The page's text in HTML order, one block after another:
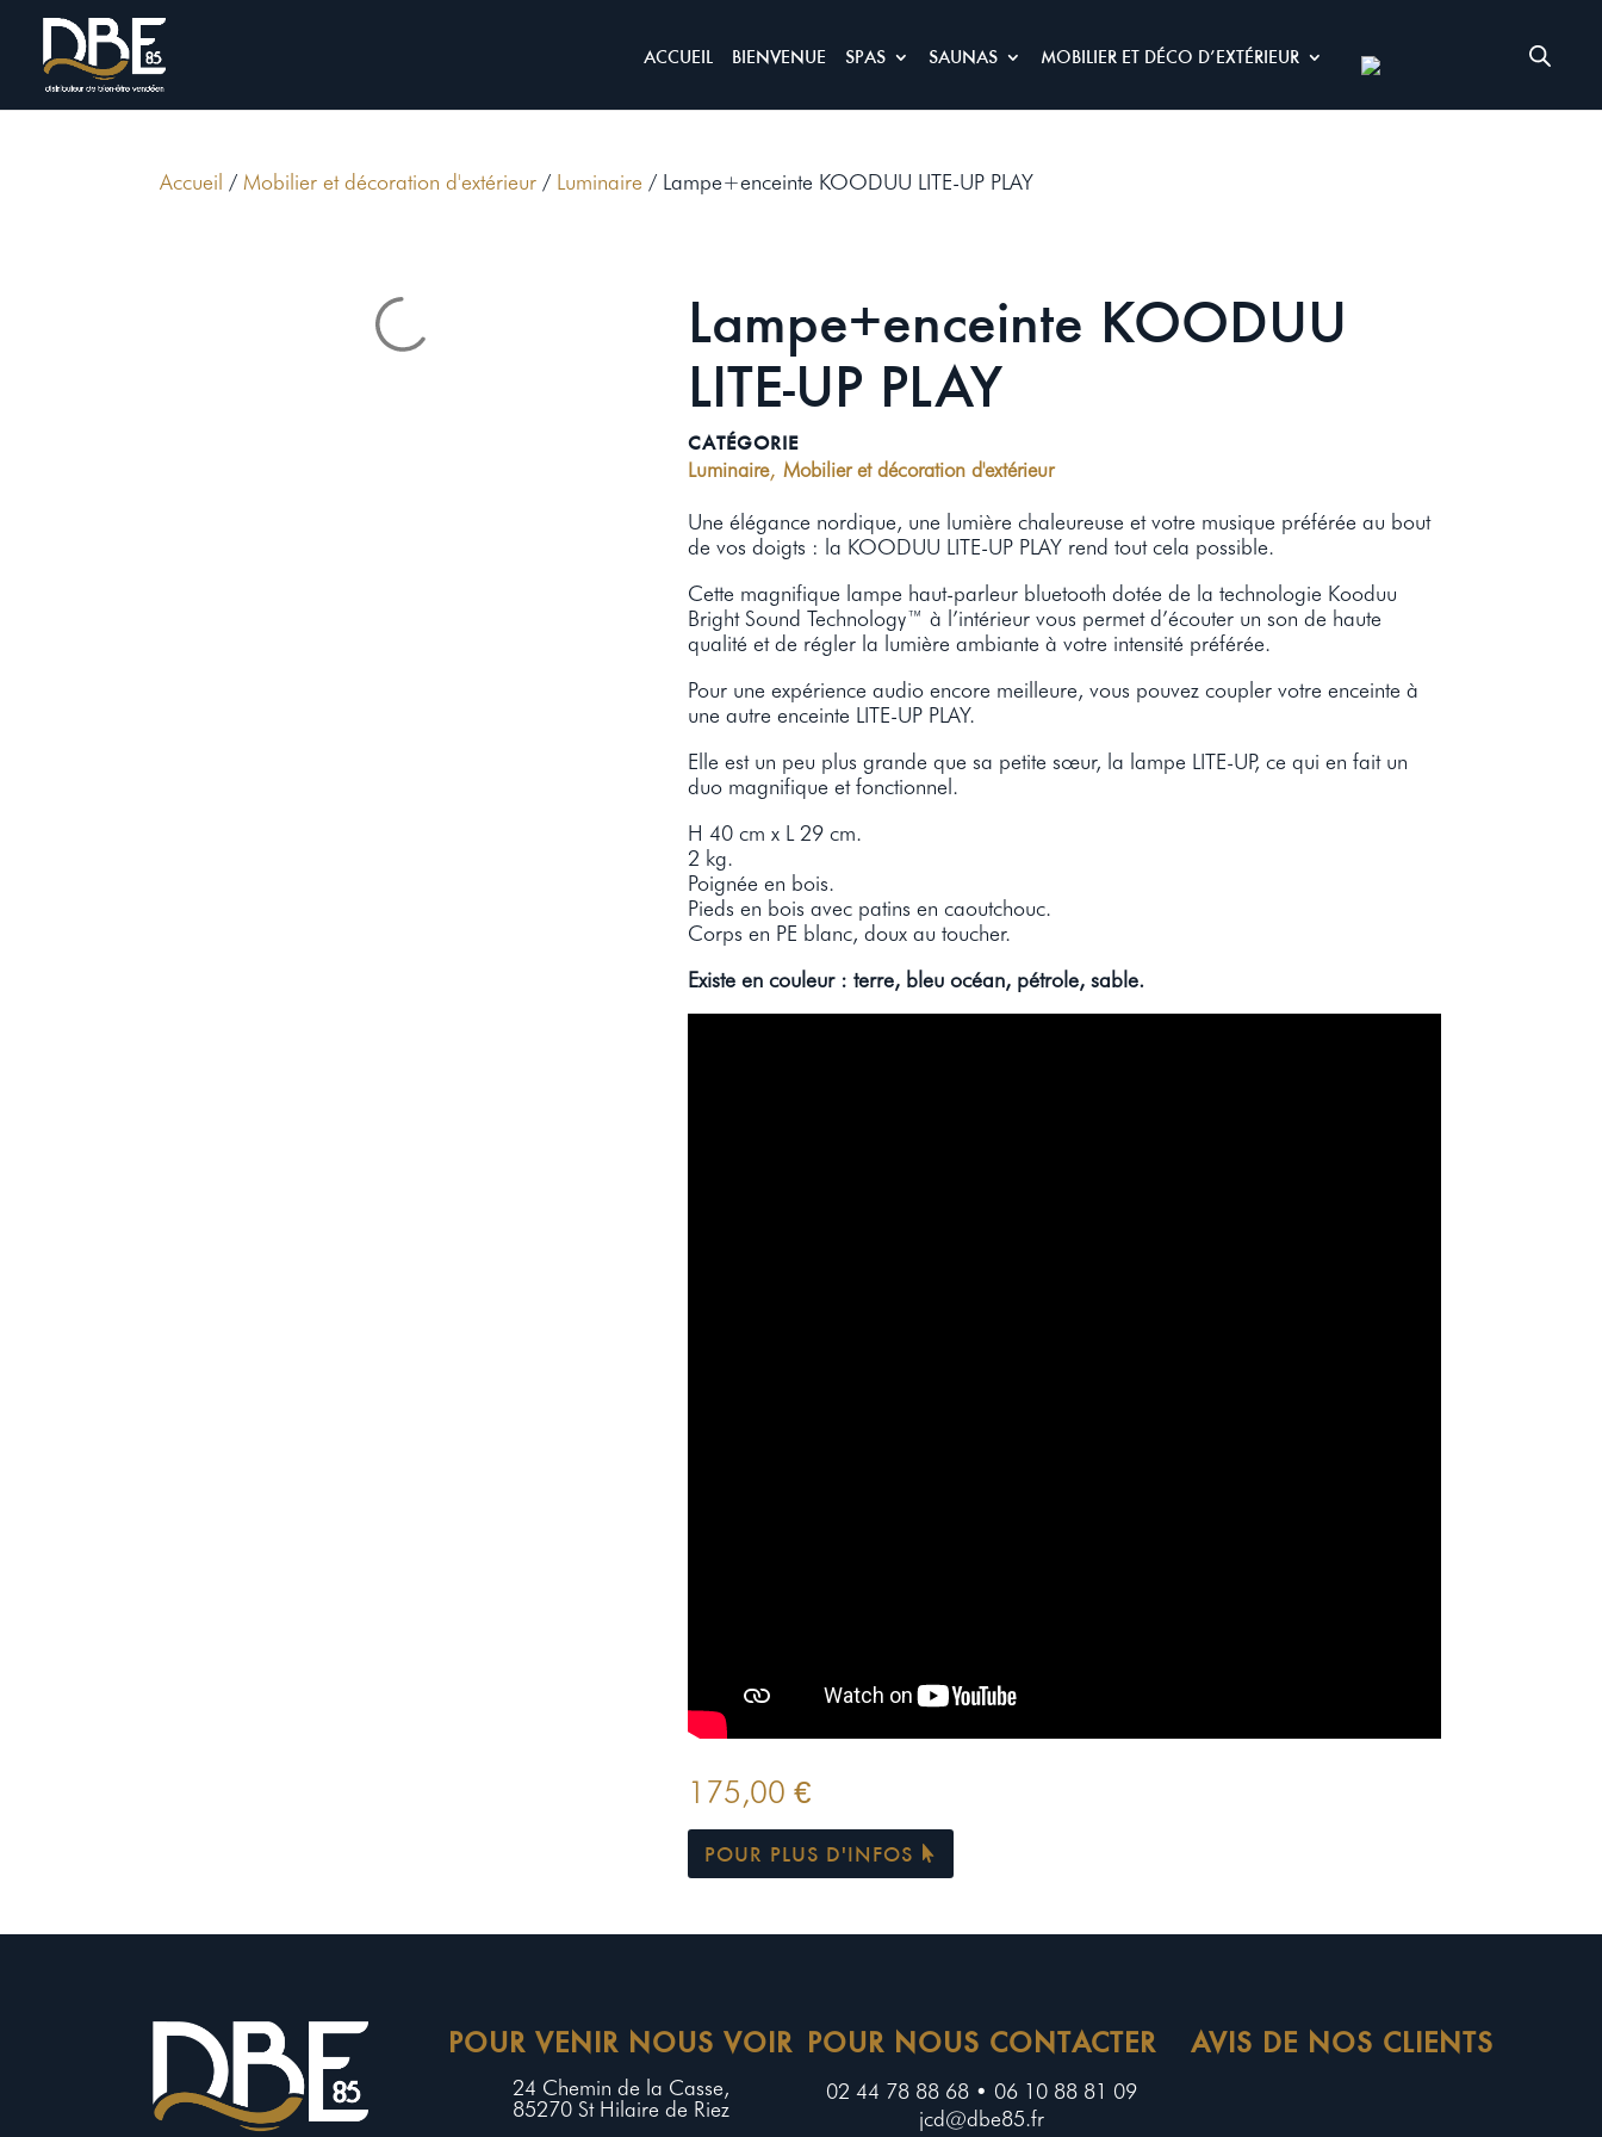
ACCUEIL BIENVENUE SPAS SAUNAS MOBILIER ET DÉCO D’EXTÉRIEUR
Accueil / Mobilier et décoration d'extérieur / Luminaire / Lampe+enceinte KOODUU LITE-UP PLAY
Lampe+enceinte KOODUU
LITE-UP PLAY
CATÉGORIE
Luminaire,Mobilier et décoration d'extérieur
Une élégance nordique, une lumière chaleureuse et votre musique préférée au bout
de vos doigts : la KOODUU LITE-UP PLAY rend tout cela possible.
Cette magnifique lampe haut-parleur bluetooth dotée de la technologie Kooduu
Bright Sound Technology™ à l’intérieur vous permet d’écouter un son de haute
qualité et de régler la lumière ambiante à votre intensité préférée.
Pour une expérience audio encore meilleure, vous pouvez coupler votre enceinte à
une autre enceinte LITE-UP PLAY.
Elle est un peu plus grande que sa petite sœur, la lampe LITE-UP, ce qui en fait un
duo magnifique et fonctionnel.
H 40 cm x L 29 cm.
2 kg.
Poignée en bois.
Pieds en bois avec patins en caoutchouc.
Corps en PE blanc, doux au toucher.
Existe en couleur : terre, bleu océan, pétrole, sable.
175,00€
POUR PLUS D'INFOS
POUR VENIR NOUS VOIR
24 Chemin de la Casse,
85270 St Hilaire de Riez
POUR NOUS CONTACTER
02 44 78 88 68 • 06 10 88 81 09
jcd@dbe85.fr
AVIS DE NOS CLIENTS